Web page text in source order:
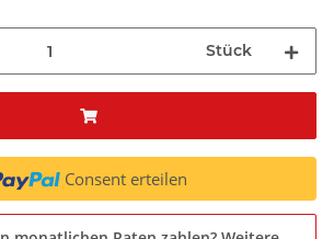
Stück
Consent erteilen